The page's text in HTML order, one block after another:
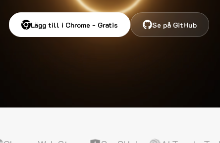
Lägg till i Chrome - Gratis Se på GitHub